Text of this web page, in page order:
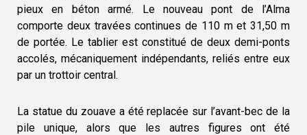
pieux en béton armé. Le nouveau pont de l’Alma
comporte deux travées continues de 110 m et 31,50 m
de portée. Le tablier est constitué de deux demi-ponts
accolés, mécaniquement indépendants, reliés entre eux
par un trottoir central.
La statue du zouave a été replacée sur l’avant-bec de la
pile unique, alors que les autres figures ont été